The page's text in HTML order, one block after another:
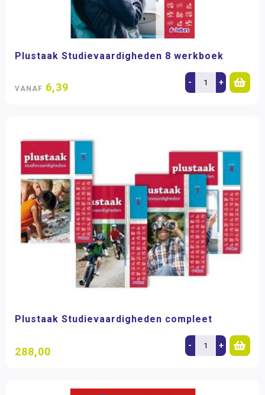
Plustaak Studievaardigheden 8 werkboek
VANAF 6,39 - +
Plustaak Studievaardigheden compleet
288,00 - +